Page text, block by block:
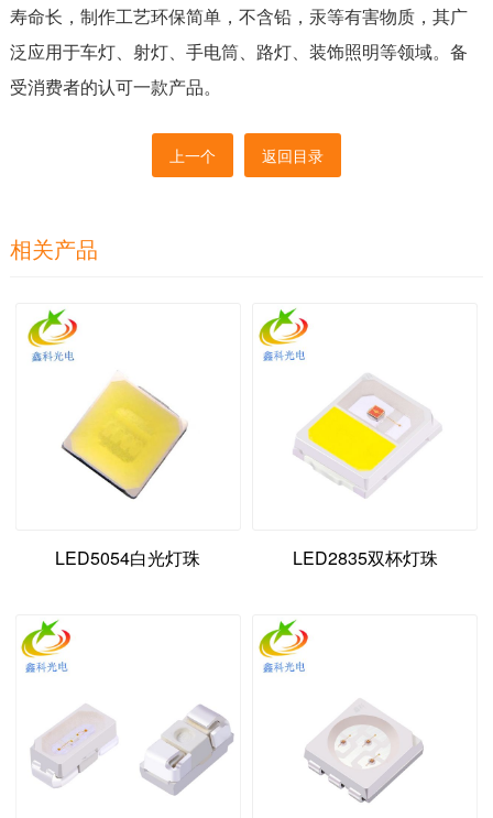
寿命长，制作工艺环保简单，不含铅，汞等有害物质，其广
泛应用于车灯、射灯、手电筒、路灯、装饰照明等领域。备
受消费者的认可一款产品。
上一个 返回目录
相关产品
LED5054白光灯珠 LED2835双杯灯珠